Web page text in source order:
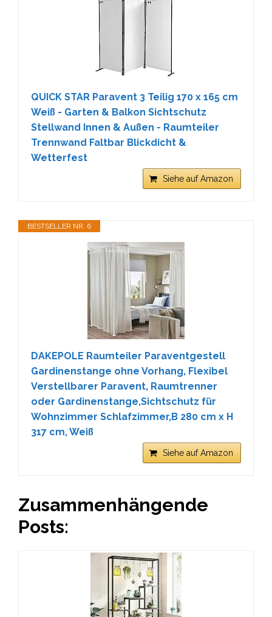
QUICK STAR Paravent 3 Teilig 170 x 165 cm
Weiß - Garten & Balkon Sichtschutz
Stellwand Innen & Außen - Raumteiler
Trennwand Faltbar Blickdicht &
Wetterfest
Siehe auf Amazon
BESTSELLER NR. 6
DAKEPOLE Raumteiler Paraventgestell
Gardinenstange ohne Vorhang, Flexibel
Verstellbarer Paravent, Raumtrenner
oder Gardinenstange,Sichtschutz für
Wohnzimmer Schlafzimmer,B 280 cm x H
317 cm, Weiß
Siehe auf Amazon
Zusammenhängende
Posts: